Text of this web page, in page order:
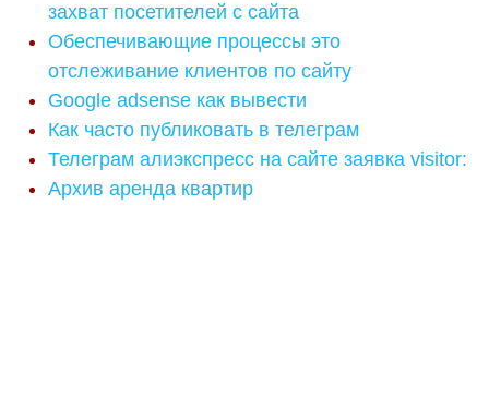
захват посетителей с сайта
Обеспечивающие процессы это
отслеживание клиентов по сайту
Google adsense как вывести
Как часто публиковать в телеграм
Телеграм алиэкспресс на сайте заявка visitor:
Архив аренда квартир